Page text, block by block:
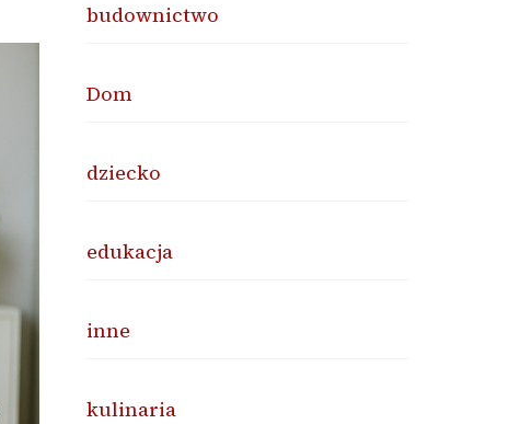
budownictwo
Dom
dziecko
edukacja
inne
kulinaria